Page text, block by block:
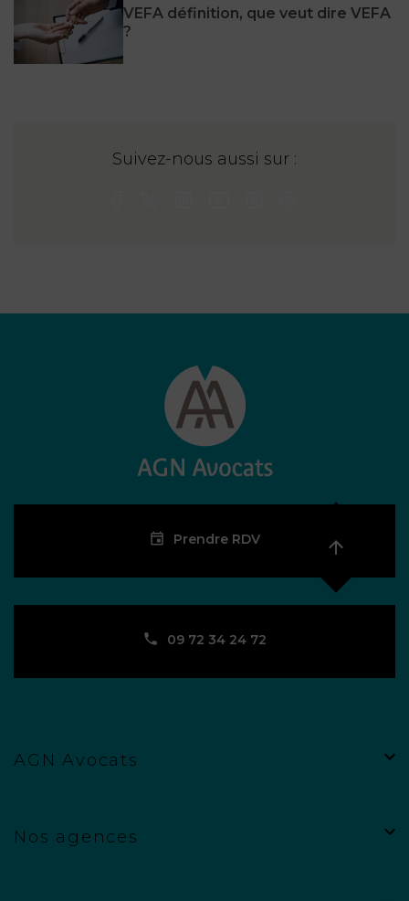
VEFA définition, que veut dire VEFA
?
Suivez-nous aussi sur :
Prendre RDV
09 72 34 24 72
AGN Avocats
Nos agences